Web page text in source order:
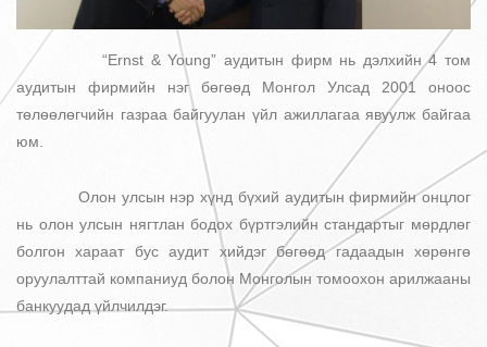
“Ernst & Young” аудитын фирм нь дэлхийн 4 том
аудитын фирмийн нэг бөгөөд Монгол Улсад 2001 оноос
төлөөлөгчийн газраа байгуулан үйл ажиллагаа явуулж байгаа
юм.
Олон улсын нэр хүнд бүхий аудитын фирмийн онцлог
нь олон улсын нягтлан бодох бүртгэлийн стандартыг мөрдлөг
болгон хараат бус аудит хийдэг бөгөөд гадаадын хөрөнгө
оруулалттай компаниуд болон Монголын томоохон арилжааны
банкуудад үйлчилдэг.